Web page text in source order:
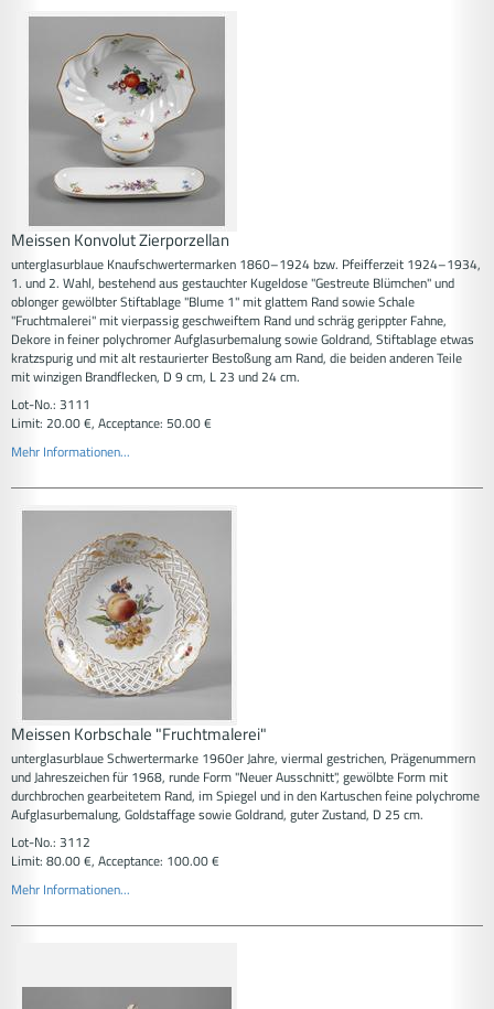
Meissen Konvolut Zierporzellan
unterglasurblaue Knaufschwertermarken 1860–1924 bzw. Pfeifferzeit 1924–1934,
1. und 2. Wahl, bestehend aus gestauchter Kugeldose "Gestreute Blümchen" und
oblonger gewölbter Stiftablage "Blume 1" mit glattem Rand sowie Schale
"Fruchtmalerei" mit vierpassig geschweiftem Rand und schräg gerippter Fahne,
Dekore in feiner polychromer Aufglasurbemalung sowie Goldrand, Stiftablage etwas
kratzspurig und mit alt restaurierter Bestoßung am Rand, die beiden anderen Teile
mit winzigen Brandflecken, D 9 cm, L 23 und 24 cm.
Lot-No.: 3111
Limit: 20.00 €, Acceptance: 50.00 €
Mehr Informationen...
Meissen Korbschale "Fruchtmalerei"
unterglasurblaue Schwertermarke 1960er Jahre, viermal gestrichen, Prägenummern
und Jahreszeichen für 1968, runde Form "Neuer Ausschnitt", gewölbte Form mit
durchbrochen gearbeitetem Rand, im Spiegel und in den Kartuschen feine polychrome
Aufglasurbemalung, Goldstaffage sowie Goldrand, guter Zustand, D 25 cm.
Lot-No.: 3112
Limit: 80.00 €, Acceptance: 100.00 €
Mehr Informationen...